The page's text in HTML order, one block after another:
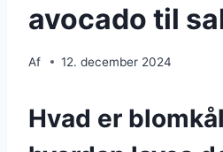
avocado til
Af 12. december 2024
Hvad er